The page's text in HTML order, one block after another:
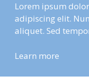
Lorem ipsum
adipiscing elit.
aliquet. Sed
Learn more